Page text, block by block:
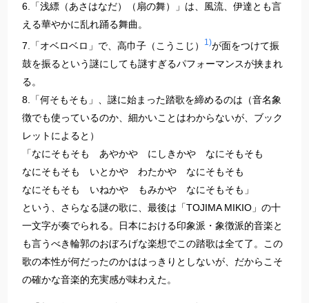
6.「浅縹（あさはなだ）（扇の舞）」は、風流、伊達とも言
える華やかに乱れ踊る舞曲。
7.「オベロベロ」で、高巾子（こうこじ）
1)が面をつけて振
鼓を振るという謎にしても謎すぎるパフォーマンスが挟まれ
る。
8.「何そもそも」、謎に始まった踏歌を締めるのは（音名象
徴でも使っているのか、細かいことはわからないが、ブック
レットによると）
「なにそもそも あやかや にしきかや なにそもそも
なにそもそも いとかや わたかや なにそもそも
なにそもそも いねかや もみかや なにそもそも」
という、さらなる謎の歌に、最後は「TOJIMA MIKIO」の十
一文字が奏でられる。日本における印象派・象徴派的音楽と
も言うべき輪郭のおぼろげな楽想でこの踏歌は全て了。この
歌の本性が何だったのかははっきりとしないが、だからこそ
の確かな音楽的充実感が味わえた。